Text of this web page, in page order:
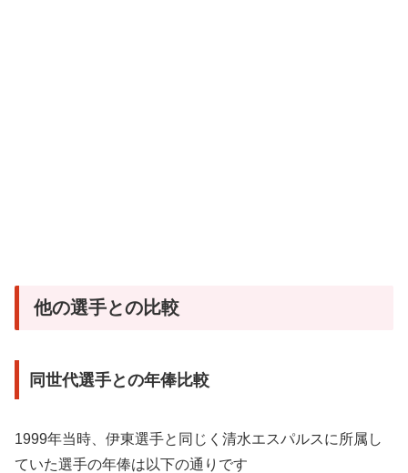
他の選手との比較
同世代選手との年俸比較
1999年当時、伊東選手と同じく清水エスパルスに所属し
ていた選手の年俸は以下の通りです